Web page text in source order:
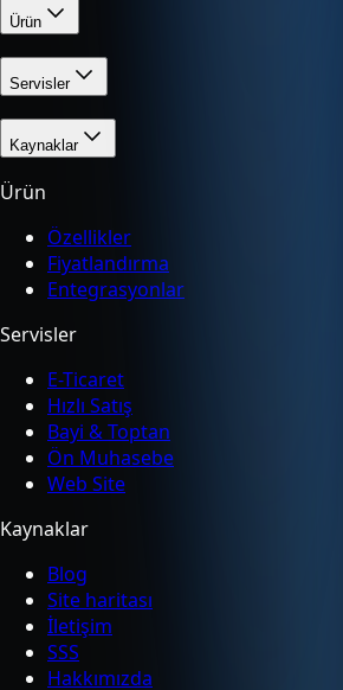
Ürün
Servisler
Kaynaklar
Ürün
Özellikler
Fiyatlandırma
Entegrasyonlar
Servisler
E-Ticaret
Hızlı Satış
Bayi & Toptan
Ön Muhasebe
Web Site
Kaynaklar
Blog
Site haritası
İletişim
SSS
Hakkımızda